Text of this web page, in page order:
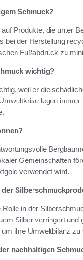
Schmuck?
Produkte, die unter
bei der Herstellung
Fußabdruck zu
wichtig?
weil er die
legen
Gemeinschaften
verwendet wird.
in der
Silber verringert
ihre Umweltbilanz zu
nachhaltigen